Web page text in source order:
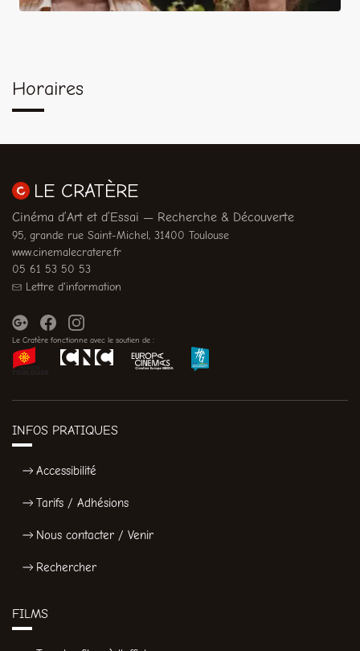
Horaires
LE CRATÈRE
Cinéma d’Art et d’Essai — Recherche & Découverte
95, grande rue Saint-Michel, 31400 Toulouse
www.cinemalecratere.fr
05 61 53 50 53
Lettre d'information
Le Cratère fonctionne avec le soutien de :
INFOS PRATIQUES
Accessibilité
Tarifs / Adhésions
Nous contacter / Venir
Rechercher
FILMS